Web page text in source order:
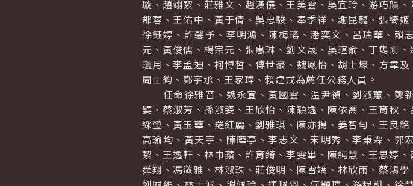
璇、趙翊絜、莊雅文、趙漢儀、王美雲、吳宜玲、游巧韻
郡蓉、王佑中、黃于倩、吳忠駿、奉季祥、謝昆龍、張綺
徐鈺婷、許馨予、李明鴻、陳梅瑤、潘奕文、呂瑞華、賴
元、黃俊儒、楊宗元、張惠琳、劉文晟、吳瑄俞、丁雋剛
瓊月、李孟迪、柯博皙、傅世豪、魏鳳怡、胡士壕、方韋
周士鈞、鄭宇承、王家瑋、賴建戎為薦任公務人員。
任命徐雅音、魏永宣、黃國雲、温尹禎、劉淑蕙、鄭
嬖、蔡淑芳、孫淑姿、王欣怡、陳穎逸、陳依喬、王育秋
綵瑩、黃玉華、羅紅麗、劉雅琪、陳亦揚、姜智勻、王良
高瑜均、黃天宇、陳曄亭、李志文、宋明秀、李秉霖、
絜、王逸軒、林巾蘋、許育綺、李雯畢、陳純慧、王思婷
舜翔、馮敬雅、林淑珠、莊俊明、陳雪嬌、林欣雨、蔡鴻